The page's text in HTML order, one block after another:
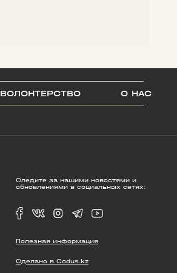
ВОЛОНТЕРСТВО О НАС
Следите за нашими новостями и
обновлениями в социальных сетях:
Полезная информация
Сделано в Codus.kz